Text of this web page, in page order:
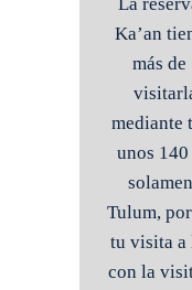
La
Ka’an
más de
mediante
unos
Tulum,
tu visita a
con la